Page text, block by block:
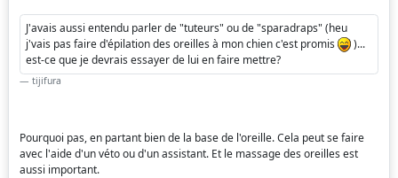
J'avais aussi entendu parler de "tuteurs" ou de "sparadraps" (heu
j'vais pas faire d'épilation des oreilles à mon chien c'est promis
)...
est-ce que je devrais essayer de lui en faire mettre?
tijifura
Pourquoi pas, en partant bien de la base de l'oreille. Cela peut se faire
avec l'aide d'un véto ou d'un assistant. Et le massage des oreilles est
aussi important.